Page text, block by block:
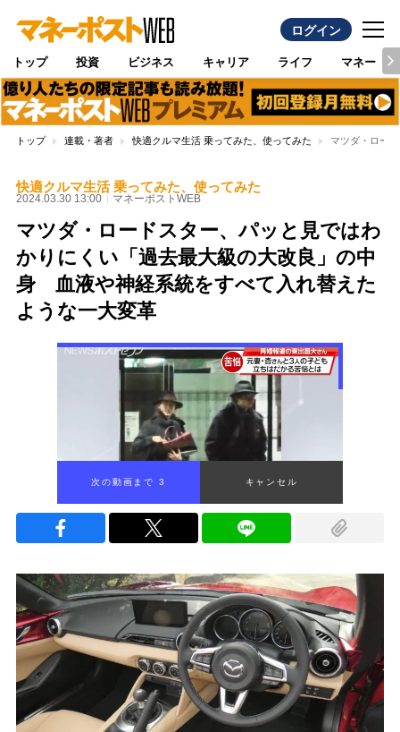
ログイン
トップ 投資 ビジネス キャリア ライフ マネー
トップ 連載・著者 快適クルマ生活 乗ってみた、使ってみた マツダ・ロー
快適クルマ生活 乗ってみた、使ってみた
2024.03.30 13:00 マネーポストWEB
マツダ・ロードスター、パッと見ではわ
かりにくい「過去最大級の大改良」の中
身 血液や神経系統をすべて入れ替えた
ような一大変革
次の動画まで 1 キャンセル